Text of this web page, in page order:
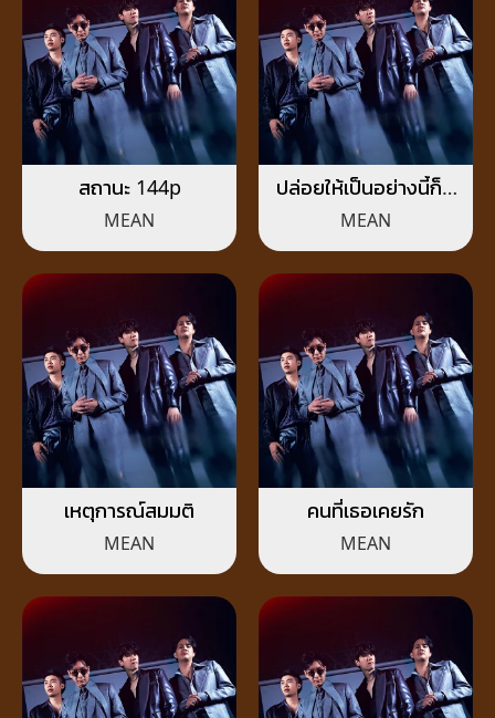
สถานะ 144p
MEAN
ปล่อยให้เป็นอย่างนี้ก็ดี
(You’re Welcome)
MEAN
เหตุการณ์สมมติ
MEAN
คนที่เธอเคยรัก
MEAN